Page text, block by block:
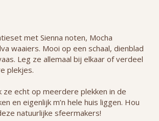
met Sienna noten, Mocha
waaiers. Mooi op een schaal, dienblad
Leg ze allemaal bij elkaar of verdeel
plekjes.
ze echt op meerdere plekken in de
en eigenlijk m’n hele huis liggen. Hou
natuurlijke sfeermakers!